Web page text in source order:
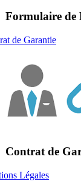
Formulaire de
de Garantie
Contrat de
Légales